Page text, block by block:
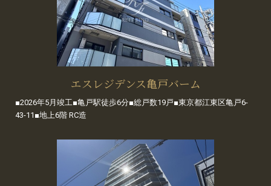
エスレジデンス亀戸バーム
■2026年5月竣工■亀戸駅徒歩6分■総戸数19戸■東京都江東区亀戸6-
43-11■地上6階 RC造